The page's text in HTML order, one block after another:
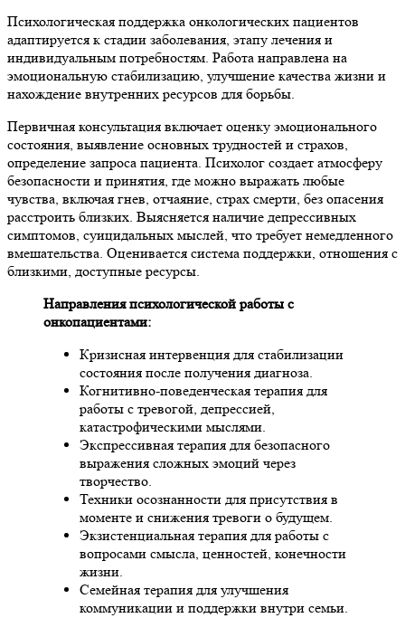
Психологическая поддержка онкологических пациентов
адаптируется к стадии заболевания, этапу лечения и
индивидуальным потребностям. Работа направлена на
эмоциональную стабилизацию, улучшение качества жизни и
нахождение внутренних ресурсов для борьбы.
Первичная консультация включает оценку эмоционального
состояния, выявление основных трудностей и страхов,
определение запроса пациента. Психолог создает атмосферу
безопасности и принятия, где можно выражать любые
чувства, включая гнев, отчаяние, страх смерти, без опасения
расстроить близких. Выясняется наличие депрессивных
симптомов, суицидальных мыслей, что требует немедленного
вмешательства. Оценивается система поддержки, отношения с
близкими, доступные ресурсы.
Направления психологической работы с
онкопациентами:
Кризисная интервенция для стабилизации
состояния после получения диагноза.
Когнитивно-поведенческая терапия для
работы с тревогой, депрессией,
катастрофическими мыслями.
Экспрессивная терапия для безопасного
выражения сложных эмоций через
творчество.
Техники осознанности для присутствия в
моменте и снижения тревоги о будущем.
Экзистенциальная терапия для работы с
вопросами смысла, ценностей, конечности
жизни.
Семейная терапия для улучшения
коммуникации и поддержки внутри семьи.